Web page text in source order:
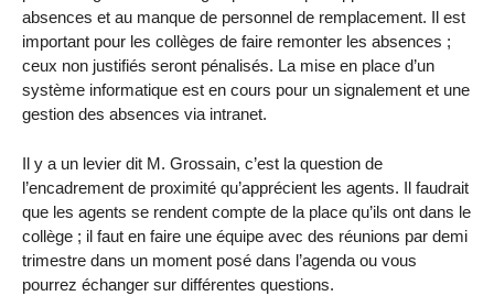
absences et au manque de personnel de remplacement. Il est
important pour les collèges de faire remonter les absences ;
ceux non justifiés seront pénalisés. La mise en place d’un
système informatique est en cours pour un signalement et une
gestion des absences via intranet.
Il y a un levier dit M. Grossain, c’est la question de
l’encadrement de proximité qu’apprécient les agents. Il faudrait
que les agents se rendent compte de la place qu’ils ont dans le
collège ; il faut en faire une équipe avec des réunions par demi
trimestre dans un moment posé dans l’agenda ou vous
pourrez échanger sur différentes questions.